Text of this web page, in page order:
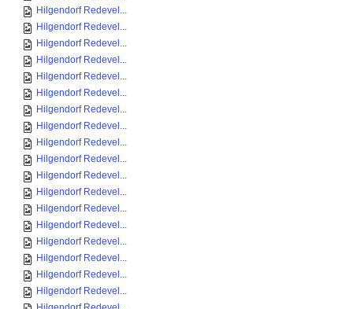
Hilgendorf Redevel...
Hilgendorf Redevel...
Hilgendorf Redevel...
Hilgendorf Redevel...
Hilgendorf Redevel...
Hilgendorf Redevel...
Hilgendorf Redevel...
Hilgendorf Redevel...
Hilgendorf Redevel...
Hilgendorf Redevel...
Hilgendorf Redevel...
Hilgendorf Redevel...
Hilgendorf Redevel...
Hilgendorf Redevel...
Hilgendorf Redevel...
Hilgendorf Redevel...
Hilgendorf Redevel...
Hilgendorf Redevel...